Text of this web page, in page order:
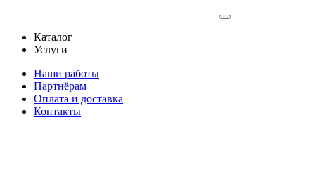
Каталог
Услуги
Наши работы
Партнёрам
Оплата и доставка
Контакты